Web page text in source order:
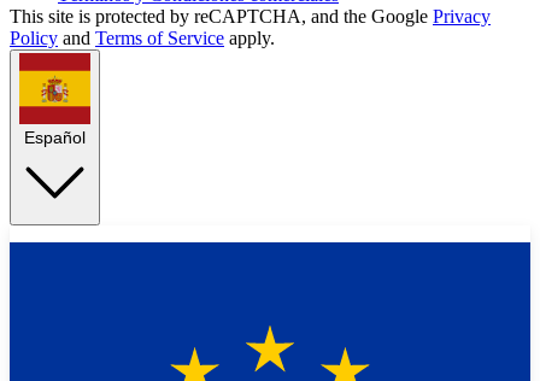
This site is protected by reCAPTCHA, and the Google Privacy
Policy and Terms of Service apply.
Español